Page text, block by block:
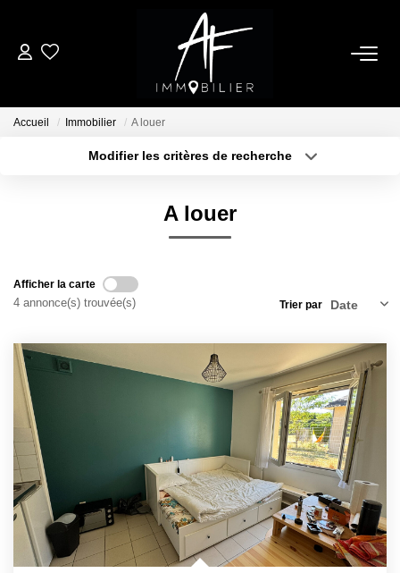
ACHETER
Nos Services
Nous Rejoindre
Nos Actualités
Avis Clients
CONTACT
Accueil Immobilier A louer
Modifier les critères de recherche
A louer
Afficher la carte
4 annonce(s) trouvée(s) Trier par